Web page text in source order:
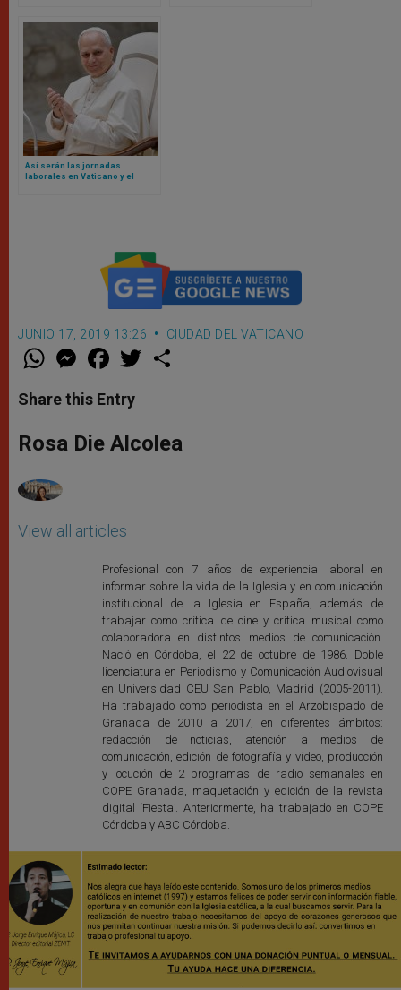
Así serán las jornadas
laborales en Vaticano y el
JUNIO 17, 2019 13:26 CIUDAD DEL VATICANO
W
t
s
p
p
M
e
s
e
g
e
F
a
e
b
o
k
w
r
Share this Entry
Rosa Die Alcolea
View all articles
Profesional con 7 años de experiencia laboral en
informar sobre la vida de la Iglesia y en comunicación
institucional de la Iglesia en España, además de
trabajar como crítica de cine y crítica musical como
colaboradora en distintos medios de comunicación.
Nació en Córdoba, el 22 de octubre de 1986. Doble
licenciatura en Periodismo y Comunicación Audiovisual
en Universidad CEU San Pablo, Madrid (2005-2011).
Ha trabajado como periodista en el Arzobispado de
Granada de 2010 a 2017, en diferentes ámbitos:
redacción de noticias, atención a medios de
comunicación, edición de fotografía y vídeo, producción
y locución de 2 programas de radio semanales en
COPE Granada, maquetación y edición de la revista
digital ‘Fiesta’. Anteriormente, ha trabajado en COPE
Córdoba y ABC Córdoba.